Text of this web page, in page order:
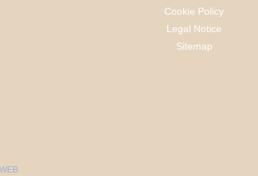
Cookie Policy
Legal Notice
Sitemap